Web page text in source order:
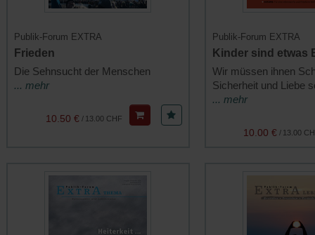
Publik-Forum EXTRA
Frieden
Die Sehnsucht der Menschen
... mehr
13.00 CHF
/
10.50 €
Publik-Forum EXTRA
Kinder sind etwas
Wir müssen ihnen
Sicherheit und Liebe
... mehr
13.00
/
10.00 €